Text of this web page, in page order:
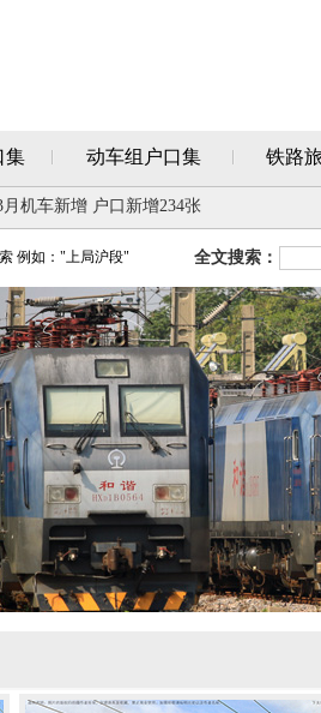
集 动车组户口集 铁路
月机车新增 户口新增234张
例如："上局沪段" 全文搜索：